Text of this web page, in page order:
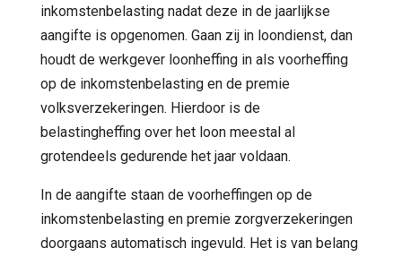
inkomstenbelasting nadat deze in de jaarlijkse
aangifte is opgenomen. Gaan zij in loondienst, dan
houdt de werkgever loonheffing in als voorheffing
op de inkomstenbelasting en de premie
volksverzekeringen. Hierdoor is de
belastingheffing over het loon meestal al
grotendeels gedurende het jaar voldaan.
In de aangifte staan de voorheffingen op de
inkomstenbelasting en premie zorgverzekeringen
doorgaans automatisch ingevuld. Het is van belang